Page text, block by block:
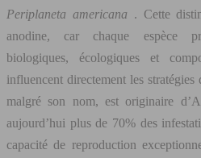
Periplaneta americana . Cette
anodine, car chaque espèce
biologiques, écologiques et
influencent directement les
malgré son nom, est originaire
aujourd’hui plus de 70% des
capacité de reproduction